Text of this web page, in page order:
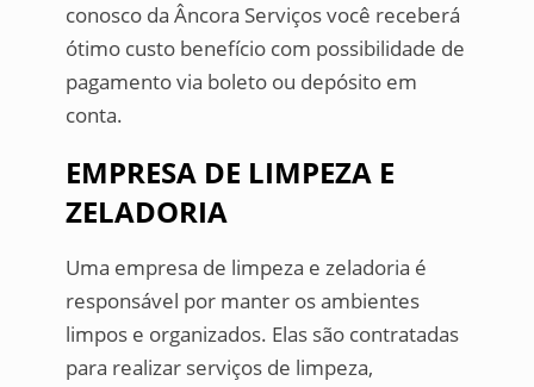
conosco da Âncora Serviços você receberá
ótimo custo benefício com possibilidade de
pagamento via boleto ou depósito em
conta.
EMPRESA DE LIMPEZA E
ZELADORIA
Uma empresa de limpeza e zeladoria é
responsável por manter os ambientes
limpos e organizados. Elas são contratadas
para realizar serviços de limpeza,